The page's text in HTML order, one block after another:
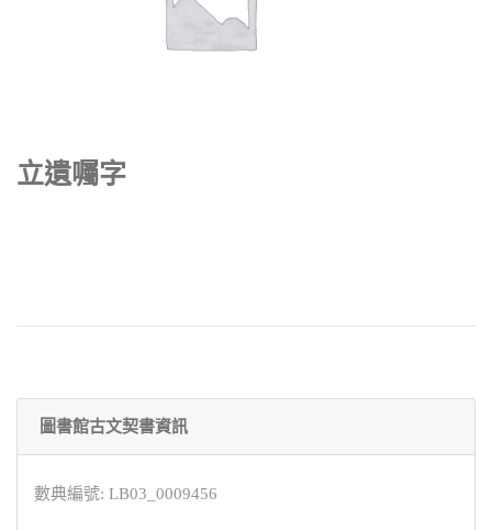
立遺囑字
圖書館古文契書資訊
數典編號: LB03_0009456